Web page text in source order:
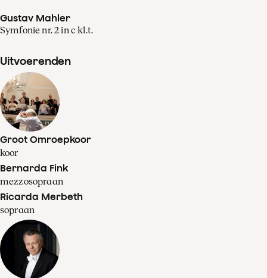
Gustav Mahler
Symfonie nr. 2 in c kl.t.
Uitvoerenden
Groot Omroepkoor
koor
Bernarda Fink
mezzosopraan
Ricarda Merbeth
sopraan